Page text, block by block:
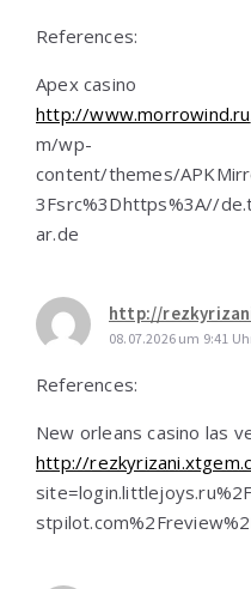
References:
Apex casino
http://www.morrowind.ru
m/wp-
content/themes/
3Fsrc%3Dhttps%3A//
ar.de
http://
08.07.2026 um 9:41
References:
New orleans casino las
http://